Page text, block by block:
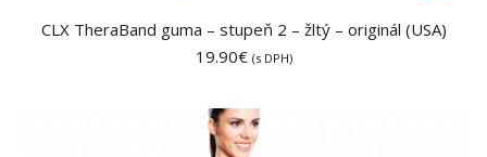
CLX TheraBand guma – stupeň 2 – žltý – originál (USA)
19.90€ (s DPH)